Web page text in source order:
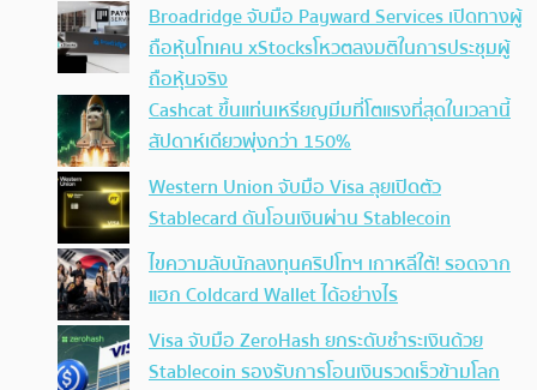
Broadridge จับมือ Payward Services เปิดทางผู้
ถือหุ้นโทเคน xStocksโหวตลงมติในการประชุมผู้
ถือหุ้นจริง
Cashcat ขึ้นแท่นเหรียญมีมที่โตแรงที่สุดในเวลานี้
สัปดาห์เดียวพุ่งกว่า 150%
Western Union จับมือ Visa ลุยเปิดตัว
Stablecard ดันโอนเงินผ่าน Stablecoin
ไขความลับนักลงทุนคริปโทฯ เกาหลีใต้! รอดจาก
แฮก Coldcard Wallet ได้อย่างไร
Visa จับมือ ZeroHash ยกระดับชำระเงินด้วย
Stablecoin รองรับการโอนเงินรวดเร็วข้ามโลก